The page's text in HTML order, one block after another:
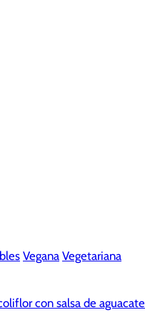
Vegana Vegetariana
con salsa de aguacate